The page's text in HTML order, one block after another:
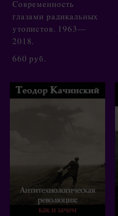
Современность
глазами радикальных
утопистов. 1963—
2018.
660 pуб.